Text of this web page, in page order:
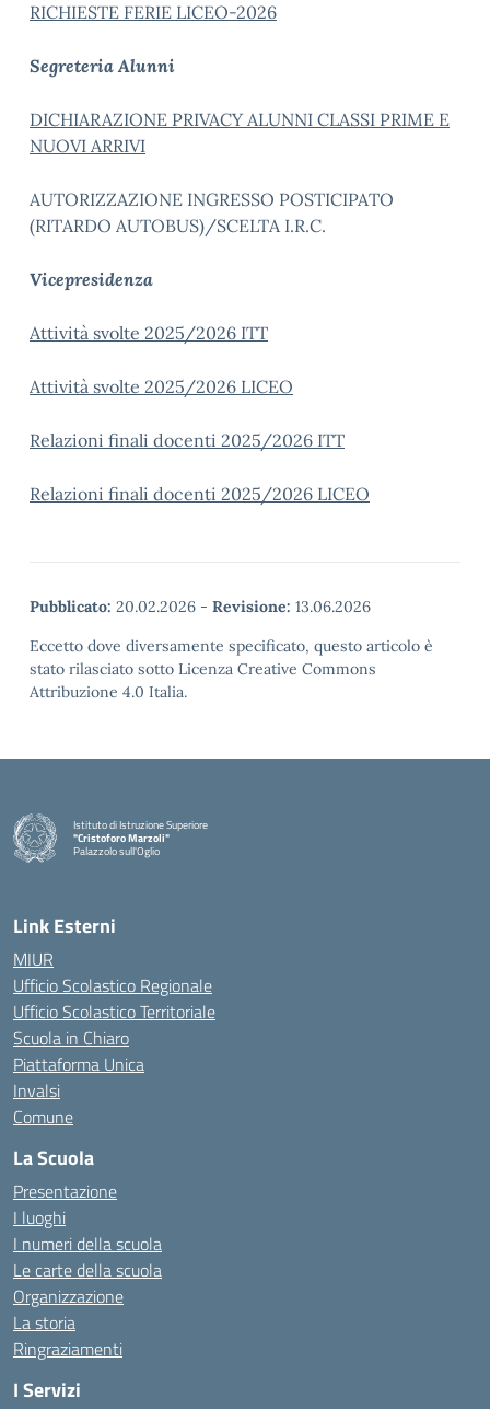
RICHIESTE FERIE LICEO-2026
Segreteria Alunni
DICHIARAZIONE PRIVACY ALUNNI CLASSI PRIME E
NUOVI ARRIVI
AUTORIZZAZIONE INGRESSO POSTICIPATO
(RITARDO AUTOBUS)/SCELTA I.R.C.
Vicepresidenza
Attività svolte 2025/2026 ITT
Attività svolte 2025/2026 LICEO
Relazioni finali docenti 2025/2026 ITT
Relazioni finali docenti 2025/2026 LICEO
Pubblicato: 20.02.2026 - Revisione: 13.06.2026
Eccetto dove diversamente specificato, questo articolo è
stato rilasciato sotto Licenza Creative Commons
Attribuzione 4.0 Italia.
Istituto di Istruzione Superiore
"Cristoforo Marzoli"
Palazzolo sull'Oglio
— Visita la pagina iniziale della scuola
Link Esterni
MIUR
Ufficio Scolastico Regionale
Ufficio Scolastico Territoriale
Scuola in Chiaro
Piattaforma Unica
Invalsi
Comune
La Scuola
Presentazione
I luoghi
I numeri della scuola
Le carte della scuola
Organizzazione
La storia
Ringraziamenti
I Servizi